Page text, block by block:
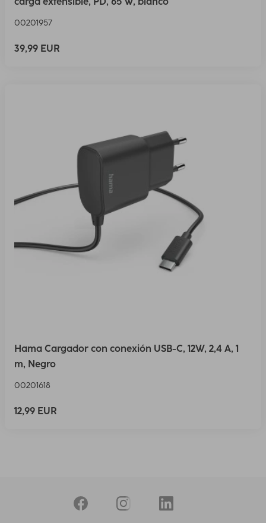
00201957
39,99 EUR
Hama Cargador con conexión USB-C, 12W, 2,4 A, 1
m, Negro
00201618
12,99 EUR